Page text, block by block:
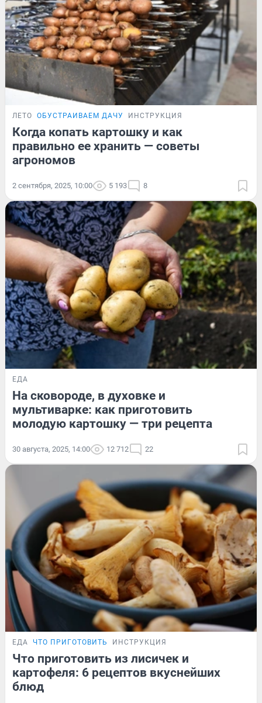
ЛЕТО ОБУСТРАИВАЕМ ДАЧУ ИНСТРУКЦИЯ
Когда копать картошку и как
правильно ее хранить — советы
агрономов
2 сентября, 2025, 10:00 5 193 8
ЕДА
На сковороде, в духовке и
мультиварке: как приготовить
молодую картошку — три рецепта
30 августа, 2025, 14:00 12 712 22
ЕДА ЧТО ПРИГОТОВИТЬ ИНСТРУКЦИЯ
Что приготовить из лисичек и
картофеля: 6 рецептов вкуснейших
блюд